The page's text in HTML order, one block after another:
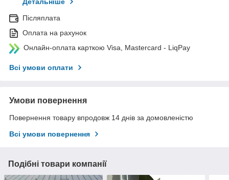
Детальніше
Післяплата
Оплата на рахунок
Онлайн-оплата карткою Visa, Mastercard - LiqPay
Всі умови оплати
Умови повернення
Повернення товару впродовж 14 днів за домовленістю
Всі умови повернення
Подібні товари компанії